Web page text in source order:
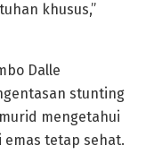
khusus,”
Dalle
stunting
mengetahui
emas tetap sehat.